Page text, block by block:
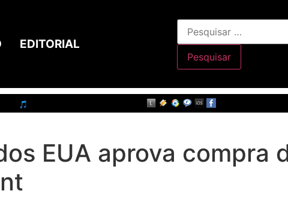
EDITORIAL
EUA aprova compra